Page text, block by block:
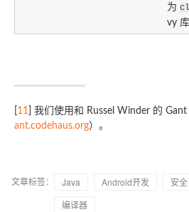
为
vy 库
11 我们使用和 Russel Winder 的
ant.codehaus.org）。
文章标签： Java Android开发 安全
编译器